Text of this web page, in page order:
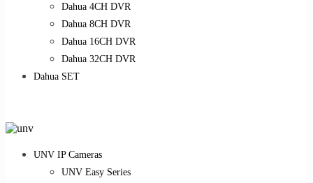
Dahua 4CH DVR
Dahua 8CH DVR
Dahua 16CH DVR
Dahua 32CH DVR
Dahua SET
UNV IP Cameras
UNV Easy Series